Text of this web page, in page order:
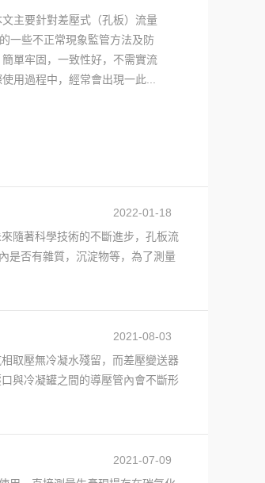
主要針對差壓式（孔板）流量
一些不正常現象監管方法及防
單牢固，一致性好，不需實流
用過程中，經常會出現一此...
2022-01-18
隨著科學技術的不斷進步，孔板流
是否有雜質，沉淀物等，為了測量
2021-08-03
取壓無冷凝水殘留，而差壓變送器
與冷凝罐之間的導壓管內會不斷形
2021-07-09